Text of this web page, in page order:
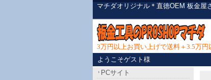
マチダオリジナル＊直徳OEM 板金屋
3万円以上お買い上げで送料＋3.5万
ようこそゲスト様
PCサイト